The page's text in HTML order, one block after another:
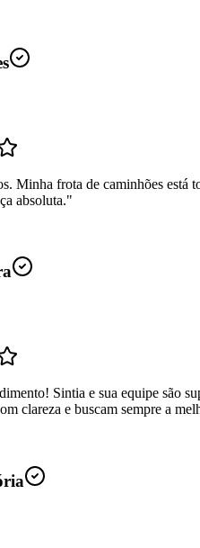
Minha frota de caminhões está
absoluta."
Sintia e sua equipe são
clareza e buscam sempre a